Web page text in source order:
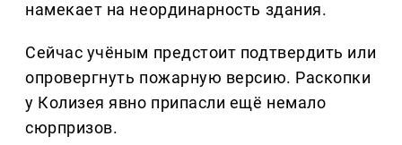
намекает на неординарность здания.
Сейчас учёным предстоит подтвердить или
опровергнуть пожарную версию. Раскопки
у Колизея явно припасли ещё немало
сюрпризов.